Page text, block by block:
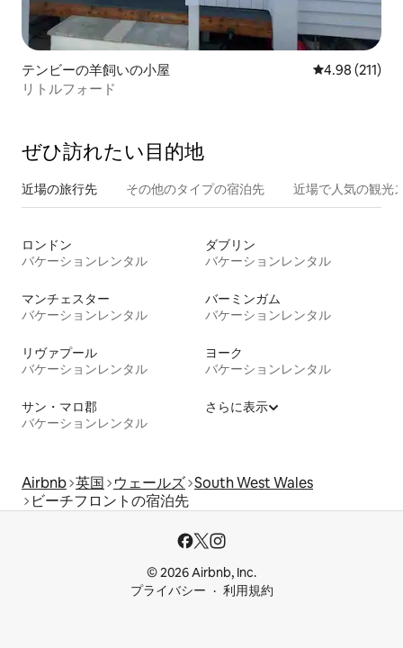
テンビーの羊飼いの小屋 レビュー211
4.98 (211)
リトルフォード
ぜひ訪⁠れ⁠た⁠い目⁠的⁠地
近場の旅行先 その他のタ⁠イ⁠プ⁠の宿⁠泊⁠先 近場で人気の観光
ロンドン
バケーションレンタル
ダブリン
バケーションレンタル
マンチェスター
バケーションレンタル
バーミンガム
バケーションレンタル
リヴァプール
バケーションレンタル
ヨーク
バケーションレンタル
サン・マロ郡
バケーションレンタル
さらに表示
Airbnb 英国 ウェールズ South West Wales
ビーチフロントの宿泊先
© 2026 Airbnb, Inc.
プライバシー
利用規約